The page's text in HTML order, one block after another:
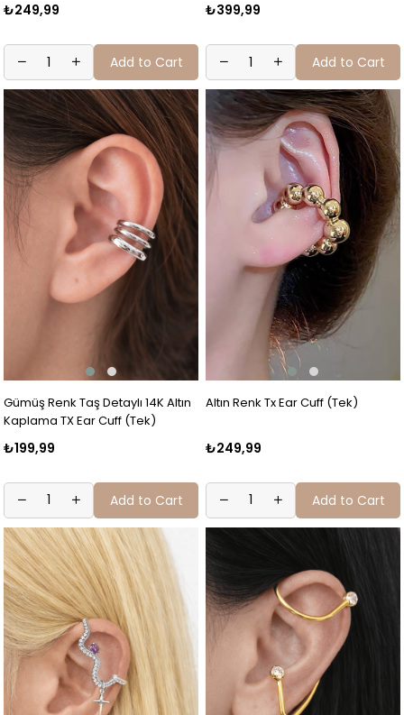
₺249,99
Add to Cart
₺399,99
Add to Cart
Gümüş Renk Taş Detaylı 14K Altın
Kaplama TX Ear Cuff (Tek)
₺199,99
Add to Cart
Altın Renk Tx Ear Cuff (Tek)
₺249,99
Add to Cart